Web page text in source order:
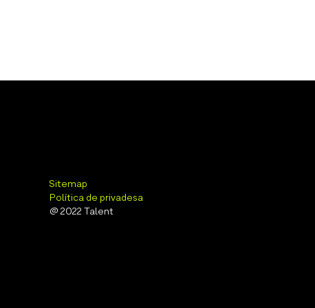
Sitemap
Política de privadesa
@ 2022 Talent